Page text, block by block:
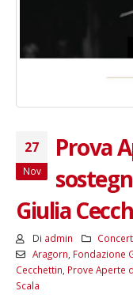
27
Nov
Prova
Giulia
Di admin
Aragorn Fondazione
Cecchettin Prove Aperte
Scala